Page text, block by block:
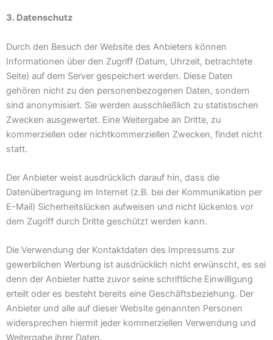
3. Datenschutz
Durch den Besuch der Website des Anbieters können
Informationen über den Zugriff (Datum, Uhrzeit, betrachtete
Seite) auf dem Server gespeichert werden. Diese Daten
gehören nicht zu den personenbezogenen Daten, sondern
sind anonymisiert. Sie werden ausschließlich zu statistischen
Zwecken ausgewertet. Eine Weitergabe an Dritte, zu
kommerziellen oder nichtkommerziellen Zwecken, findet nicht
statt.
Der Anbieter weist ausdrücklich darauf hin, dass die
Datenübertragung im Internet (z.B. bei der Kommunikation per
E-Mail) Sicherheitslücken aufweisen und nicht lückenlos vor
dem Zugriff durch Dritte geschützt werden kann.
Die Verwendung der Kontaktdaten des Impressums zur
gewerblichen Werbung ist ausdrücklich nicht erwünscht, es sei
denn der Anbieter hatte zuvor seine schriftliche Einwilligung
erteilt oder es besteht bereits eine Geschäftsbeziehung. Der
Anbieter und alle auf dieser Website genannten Personen
widersprechen hiermit jeder kommerziellen Verwendung und
Weitergabe ihrer Daten.